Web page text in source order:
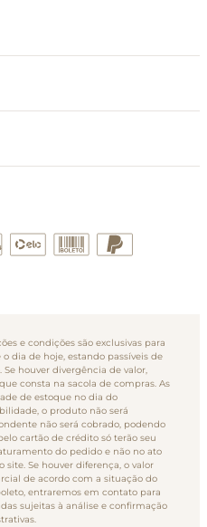
e condições são exclusivas para
dia de hoje, estando passíveis de
houver divergência de valor,
consta na sacola de compras. As
de estoque no dia do
o produto não será
não será cobrado, podendo
cartão de crédito só terão seu
do pedido e não no ato
Se houver diferença, o valor
de acordo com a situação do
entraremos em contato para
sujeitas à análise e confirmação